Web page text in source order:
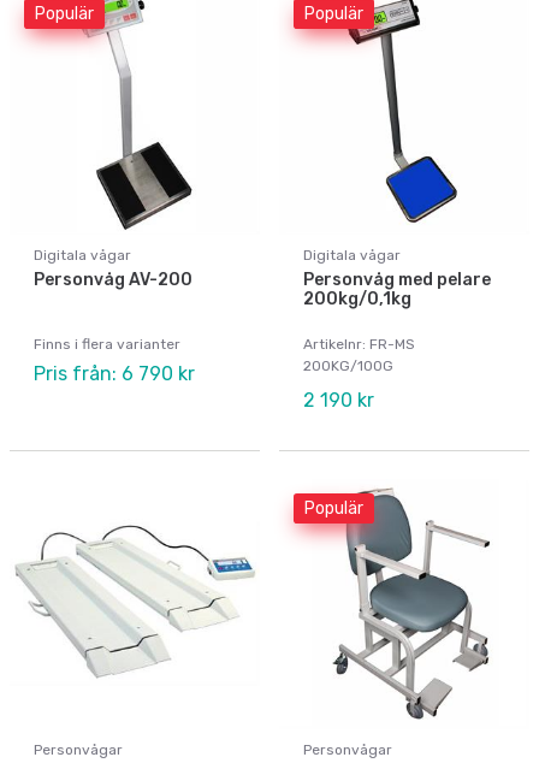
Populär
Digitala vågar
Personvåg AV-200
Finns i flera varianter
Pris från: 6 790 kr
Populär
Digitala vågar
Personvåg med pelare
200kg/0,1kg
Artikelnr: FR-MS
200KG/100G
2 190 kr
Personvågar
Populär
Personvågar